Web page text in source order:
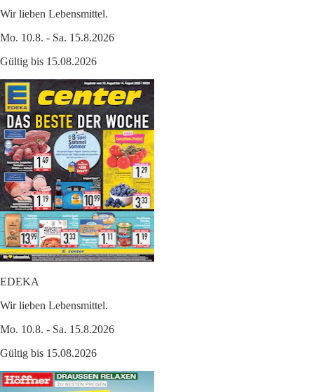
Wir lieben Lebensmittel.
Mo. 10.8. - Sa. 15.8.2026
Gültig bis 15.08.2026
EDEKA
Wir lieben Lebensmittel.
Mo. 10.8. - Sa. 15.8.2026
Gültig bis 15.08.2026